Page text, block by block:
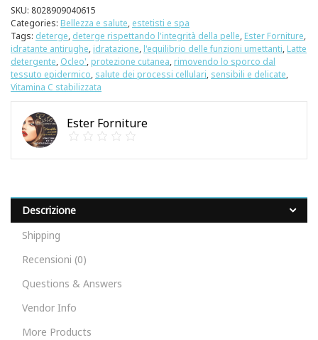
SKU: 8028909040615
Categories: Bellezza e salute, estetisti e spa
Tags: deterge, deterge rispettando l'integrità della pelle, Ester Forniture,
idratante antirughe, idratazione, l'equilibrio delle funzioni umettanti, Latte
detergente, Ocleo', protezione cutanea, rimovendo lo sporco dal
tessuto epidermico, salute dei processi cellulari, sensibili e delicate,
Vitamina C stabilizzata
Ester Forniture
Descrizione
Shipping
Recensioni (0)
Questions & Answers
Vendor Info
More Products